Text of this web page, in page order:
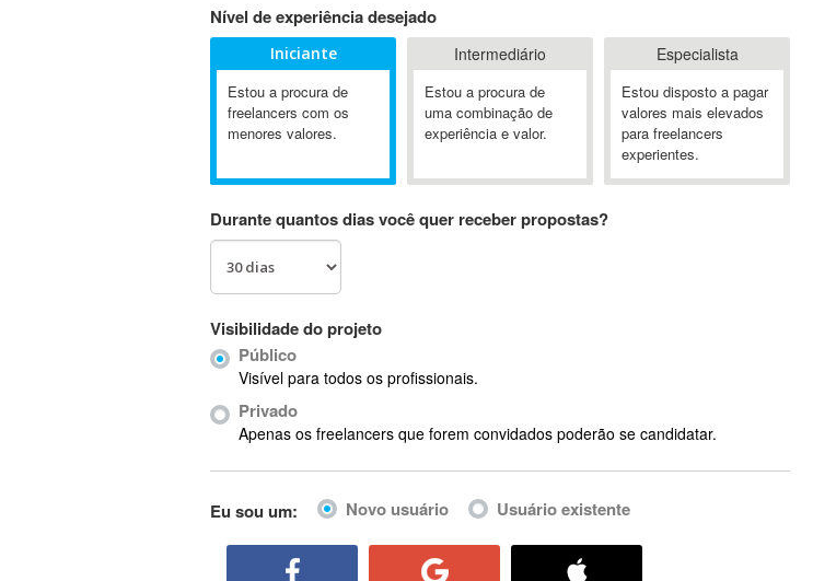
3GSM
4D Dimension
802.11
A&P
A-GPS
AAUS Scientific Diver
Ab Initio
ABAP
Abaqus
ABIS
AbleCommerce
Ableton
Ableton Live
Ableton Push
Abstract
Abstract Window Toolkit (AWT)
Nível de experiência desejado
Iniciante
Estou a procura de
freelancers com os
menores valores.
Intermediário
Estou a procura de
uma combinação de
experiência e valor.
Especialista
Estou disposto a pagar
valores mais elevados
para freelancers
experientes.
Durante quantos dias você quer receber propostas?
Visibilidade do projeto
Público
Visível para todos os profissionais.
Privado
Apenas os freelancers que forem convidados poderão se candidatar.
Eu sou um: Novo usuário Usuário existente